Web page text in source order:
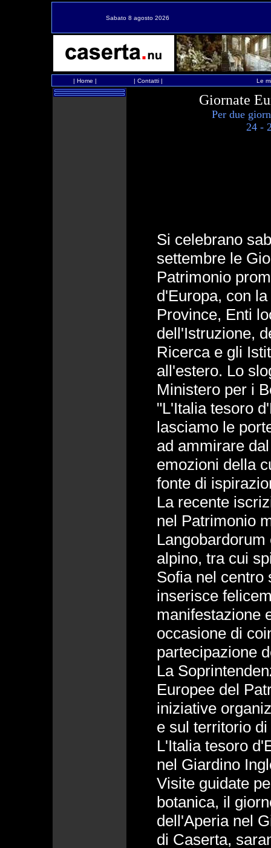
Sabato 8 agosto 2026
| Home | | Contatti| Le
Giornate
Per due
24 -
Si celebrano
settembre le
Patrimonio
d'Europa, con
Province, Enti
dell'Istruzione,
Ricerca e gli
all'estero. Lo
Ministero per i
"L'Italia tesoro
lasciamo le
ad ammirare
emozioni della
fonte di
La recente
nel Patrimonio
alpino, tra cui
Sofia nel centro
inserisce
manifestazione
occasione di
partecipazione
La
Europee del
iniziative
e sul territorio
L'Italia tesoro
nel Giardino
Visite guidate
botanica, il
dell'Aperia nel
di Caserta,